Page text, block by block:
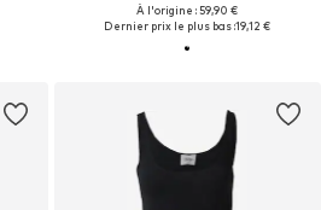
À l'origine : 59,90 €
Dernier prix le plus bas :19,12 €